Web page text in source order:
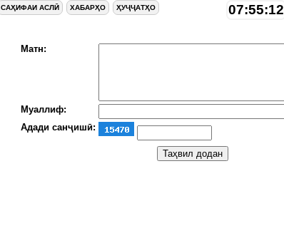
САҲИФАИ АСЛӢ ХАБАРҲО ҲУҶҶАТҲО 07:55:13
Матн:
Муаллиф:
Адади санҷишӣ: